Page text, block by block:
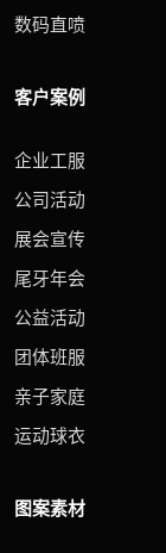
数码直喷
客户案例
企业工服
公司活动
展会宣传
尾牙年会
公益活动
团体班服
亲子家庭
运动球衣
图案素材